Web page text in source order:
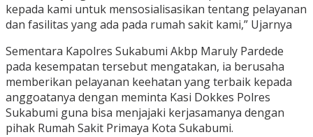
kepada kami untuk mensosialisasikan tentang pelayanan
dan fasilitas yang ada pada rumah sakit kami,” Ujarnya
Sementara Kapolres Sukabumi Akbp Maruly Pardede
pada kesempatan tersebut mengatakan, ia berusaha
memberikan pelayanan keehatan yang terbaik kepada
anggoatanya dengan meminta Kasi Dokkes Polres
Sukabumi guna bisa menjajaki kerjasamanya dengan
pihak Rumah Sakit Primaya Kota Sukabumi.